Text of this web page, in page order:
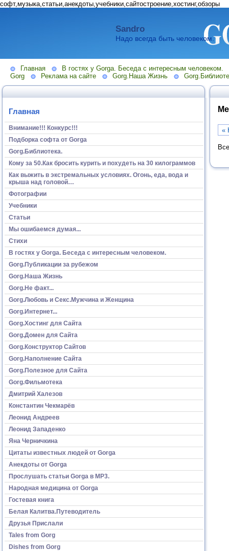
софт,музыка,статьи,анекдоты,учебники,сайтостроение,хостинг,обзоры
Sandro
Надо всегда быть человеком.
Главная
В гостях у Gorga. Беседа с интересным человеком.
Gorg
Реклама на сайте Gorg.Наша Жизнь
Главная
Внимание!!! Конкурс!!!
Подборка софта от Gorga
Gorg.Библиотека.
Кому за 50.Как бросить курить и похудеть на 30 килограммов
Как выжить в экстремальных условиях. Огонь, еда, вода и
крыша над головой…
Фотографии
Учебники
Статьи
Мы ошибаемся думая...
Стихи
В гостях у Gorga. Беседа с интересным человеком.
Gorg.Публикации за рубежом
Gorg.Наша Жизнь
Gorg.Не факт...
Gorg.Любовь и Секс.Мужчина и Женщина
Gorg.Интернет...
Gorg.Хостинг для Сайта
Gorg.Домен для Сайта
Gorg.Конструктор Сайтов
Gorg.Наполнение Сайта
Gorg.Полезное для Сайта
Gorg.Фильмотека
Дмитрий Халезов
Константин Чекмарёв
Леонид Андреев
Леонид Западенко
Яна Черничкина
Цитаты известных людей от Gorga
Анекдоты от Gorga
Прослушать статьи Gorga в МР3.
Народная медицина от Gorga
Гостевая книга
Белая Калитва.Путеводитель
Друзья Прислали
Tales from Gorg
Dishes from Gorg
«